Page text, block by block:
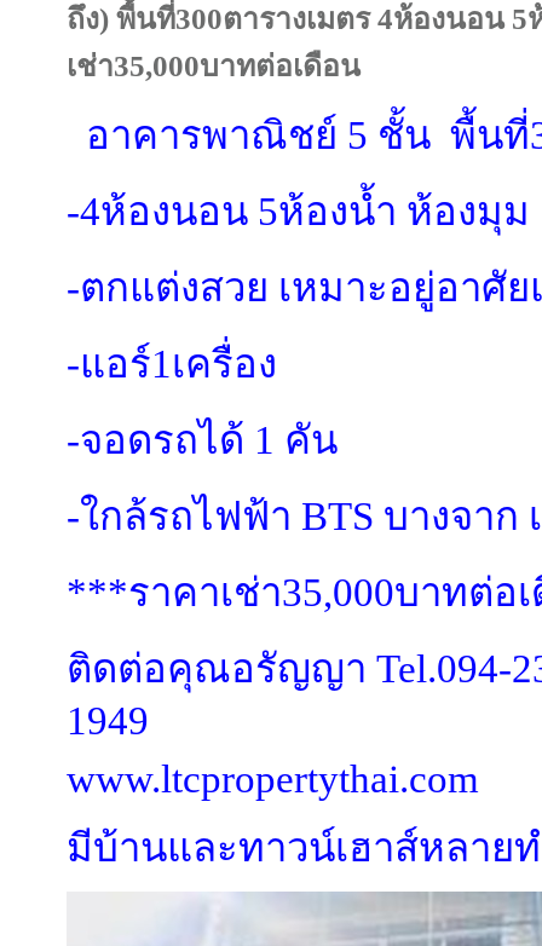
ถึง) พื้นที่300ตารางเมตร 4ห้องนอน
เช่า35,000บาทต่อเดือน
อาคารพาณิชย์ 5 ชั้น พื้นที่
-4ห้องนอน 5ห้องน้ำ ห้องมุม
-ตกแต่งสวย เหมาะอยู่อาศั
-แอร์1เครื่อง
-จอดรถได้ 1 คัน
-ใกล้รถไฟฟ้า BTS บางจา
***ราคาเช่า35,000บาทต่อ
ติดต่อคุณอรัญญา Tel.094-
1949
www.ltcpropertythai.com
มีบ้านและทาวน์เฮาส์หลายท